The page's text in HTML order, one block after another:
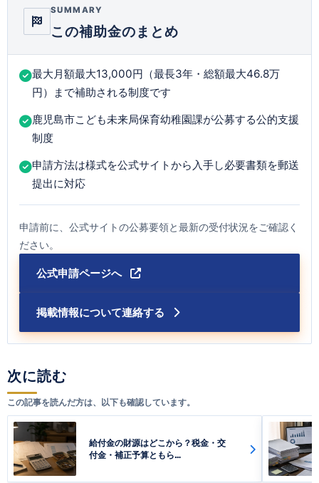
SUMMARY
この補助金のまとめ
最大月額最大13,000円（最長3年・総額最大46.8万
円）まで補助される制度です
鹿児島市こども未来局保育幼稚園課が公募する公的支援
制度
申請方法は様式を公式サイトから入手し必要書類を郵送
提出に対応
申請前に、公式サイトの公募要領と最新の受付状況をご確認く
ださい。
公式申請ページへ
掲載情報について連絡する
次に読む
この記事を読んだ方は、以下も確認しています。
給付金の財源はどこから？税金・交
付金・補正予算ともら…